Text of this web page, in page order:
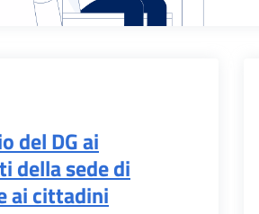
del DG ai
della sede di
ai cittadini